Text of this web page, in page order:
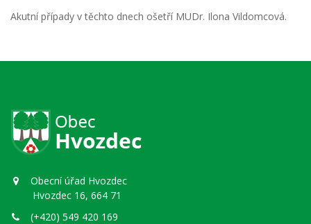
Akutní případy v těchto dnech ošetří MUDr. Ilona Vildomcová.
Obecní úřad Hvozdec
Hvozdec 16, 664 71
(+420) 549 420 169